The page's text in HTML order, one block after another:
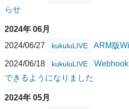
らせ
2024年 06月
2024/06/27
kukuluLIVE ARM版
2024/06/18 kukuluLIVE
できるようになりました
2024年 05月